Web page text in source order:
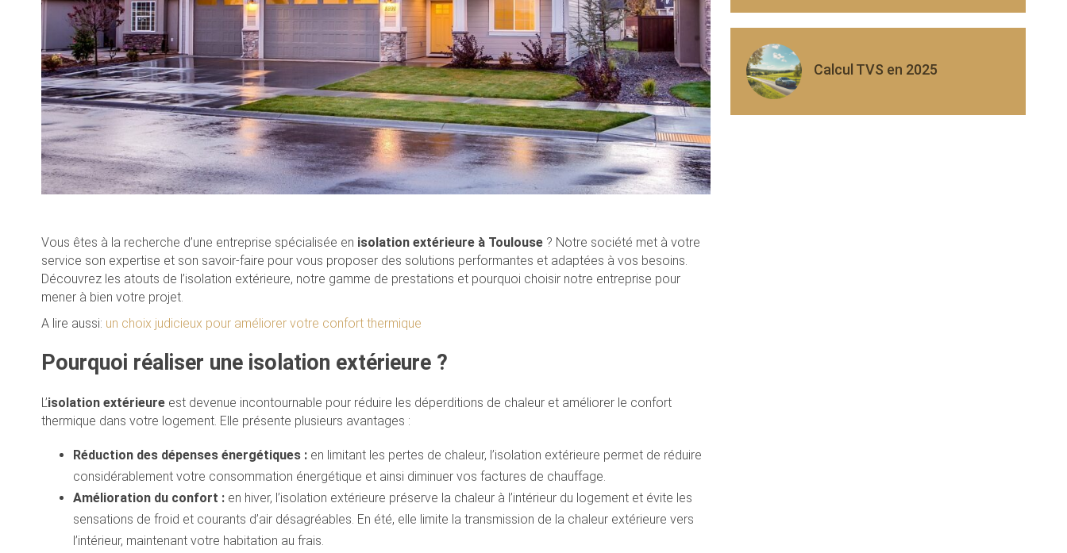
Vous êtes à la recherche d’une entreprise spécialisée en isolation extérieure à Toulouse ? Notre société met à votre
service son expertise et son savoir-faire pour vous proposer des solutions performantes et adaptées à vos besoins.
Découvrez les atouts de l’isolation extérieure, notre gamme de prestations et pourquoi choisir notre entreprise pour
mener à bien votre projet.
A lire aussi: un choix judicieux pour améliorer votre confort thermique
Pourquoi réaliser une isolation extérieure ?
L’isolation extérieure est devenue incontournable pour réduire les déperditions de chaleur et améliorer le confort
thermique dans votre logement. Elle présente plusieurs avantages :
Réduction des dépenses énergétiques : en limitant les pertes de chaleur, l’isolation extérieure permet de réduire
considérablement votre consommation énergétique et ainsi diminuer vos factures de chauffage.
Amélioration du confort : en hiver, l’isolation extérieure préserve la chaleur à l’intérieur du logement et évite les
sensations de froid et courants d’air désagréables. En été, elle limite la transmission de la chaleur extérieure vers
l’intérieur, maintenant votre habitation au frais.
Calcul TVS en 2025